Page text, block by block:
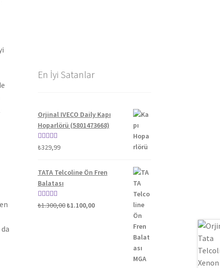
En İyi Satanlar
Orjinal IVECO Daily Kapı
Hoparlörü (5801473668)
5 üzerinden
₺329,99
TATA Telcoline Ön Fren
Balatası
5 üzerinden
₺1.300,00Orijinal
₺1.100,00Şu